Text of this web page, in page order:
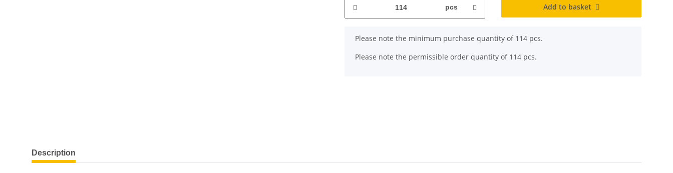
pcs Add to basket
x
Please note the minimum purchase quantity of 114 pcs.
Please note the permissible order quantity of 114 pcs.
Description